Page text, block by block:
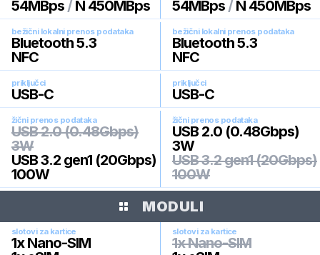
54MBps / N 450MBps
54MBps / N 450MBps
bežični lokalni prenos podataka
Bluetooth 5.3
NFC
bežični lokalni prenos podataka
Bluetooth 5.3
NFC
priključci
USB-C
priključci
USB-C
žični prenos podataka
USB 2.0 (0.48Gbps)
3W
USB 3.2 gen1 (20Gbps)
100W
žični prenos podataka
USB 2.0 (0.48Gbps)
3W
USB 3.2 gen1 (20Gbps)
100W
MODULI
slotovi za kartice
1x Nano-SIM
slotovi za kartice
1x Nano-SIM